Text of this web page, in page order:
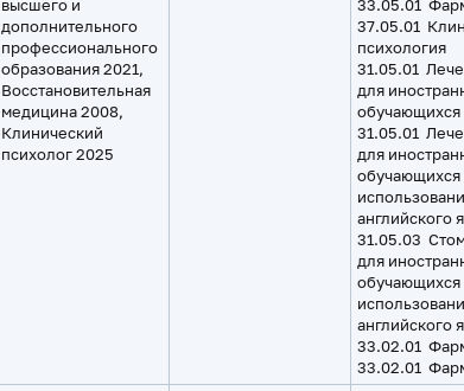
высшего и
дополнительного
профессионального
образования 2021,
Восстановительная
медицина 2008,
Клинический
психолог 2025
33.05.01
37.05.01
психология
31.05.01
для
обучающихся
31.05.01
для
обучающихся
английского
31.05.03
для
обучающихся
английского
33.02.01
33.02.01